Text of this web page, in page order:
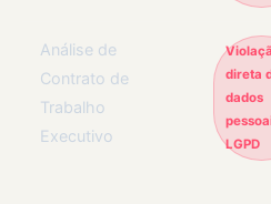
Análise de
Contrato de
Trabalho
Executivo
direta
dados
LGPD